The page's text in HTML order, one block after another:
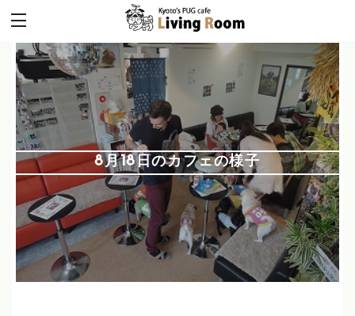
8月18日のカフェの様子